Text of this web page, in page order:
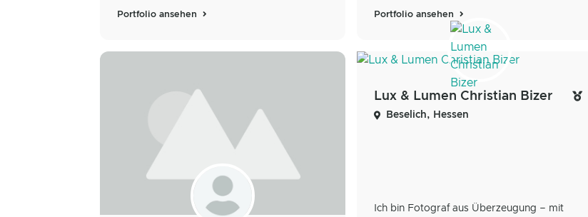
Portfolio ansehen Portfolio ansehen
Lux & Lumen Christian Bizer
Beselich, Hessen
Ich bin Fotograf aus Überzeugung – mit